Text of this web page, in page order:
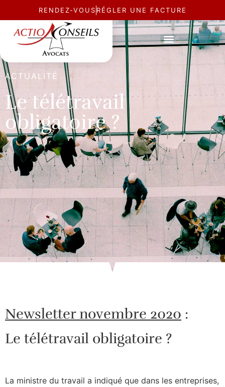
RENDEZ-VOUS RÉGLER UNE FACTURE
ACTUALITÉ
Le télétravail
obligatoire ?
Newsletter novembre 2020 :
Le télétravail obligatoire ?
La ministre du travail a indiqué que dans les entreprises,